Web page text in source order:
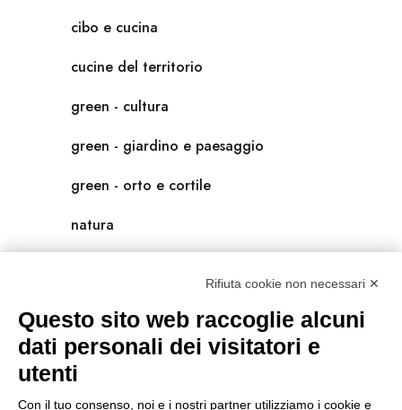
cibo e cucina
cucine del territorio
green - cultura
green - giardino e paesaggio
green - orto e cortile
natura
scienza
universolocale
Rifiuta cookie non necessari ✕
Questo sito web raccoglie alcuni
dati personali dei visitatori e
utenti
Con il tuo consenso, noi e i nostri partner utilizziamo i cookie e